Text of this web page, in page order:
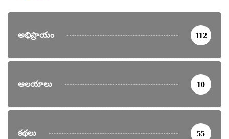
అభిప్రాయం 112
ఆలయాలు 10
కథలు 55